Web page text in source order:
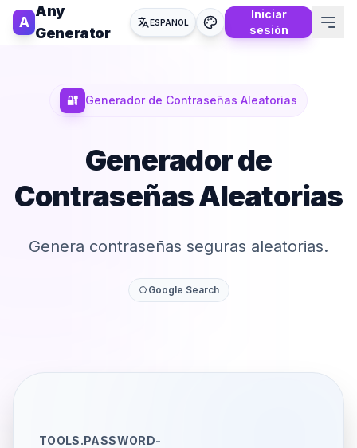
A
Any
Generator
ESPAÑOL
Iniciar
sesión
🔐 Generador de Contraseñas Aleatorias
Generador de
Contraseñas Aleatorias
Genera contraseñas seguras aleatorias.
Google Search
TOOLS.PASSWORD-